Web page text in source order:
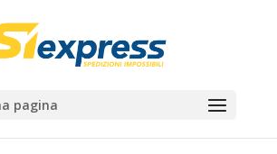
pagina